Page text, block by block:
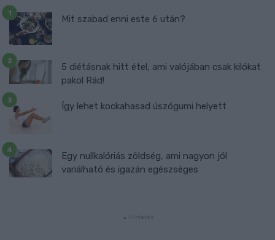
Mit szabad enni este 6 után?
5 diétásnak hitt étel, ami valójában csak kilókat
pakol Rád!
Így lehet kockahasad úszógumi helyett
Egy nullkalóriás zöldség, ami nagyon jól
variálható és igazán egészséges